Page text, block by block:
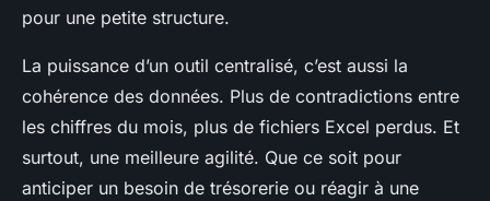
pour une petite structure.
La puissance d’un outil centralisé, c’est aussi la
cohérence des données. Plus de contradictions entre
les chiffres du mois, plus de fichiers Excel perdus. Et
surtout, une meilleure agilité. Que ce soit pour
anticiper un besoin de trésorerie ou réagir à une